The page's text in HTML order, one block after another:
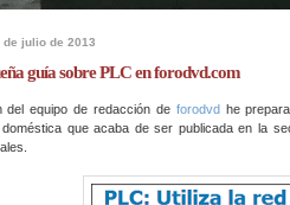
de julio de 2013
guía sobre PLC en forodvd.com
del equipo de redacción de forodvd he
que acaba de ser publicada en la